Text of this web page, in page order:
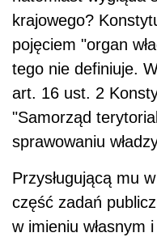
krajowego?
pojęciem "organ
tego nie definiuje.
art. 16 ust. 2
"Samorząd
sprawowaniu
Przysługującą mu
część zadań
w imieniu własnym